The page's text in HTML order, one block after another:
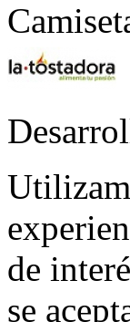
de
se